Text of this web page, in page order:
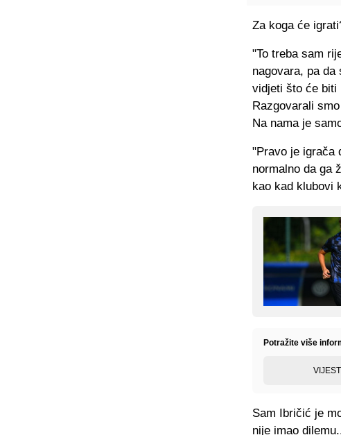
Za koga će
"To treba sam
nagovara, pa
vidjeti što će biti
Razgovarali
Na nama je
"Pravo je igrača
normalno da ga
kao kad klubovi
Potražite više
Sam Ibričić je
nije imao